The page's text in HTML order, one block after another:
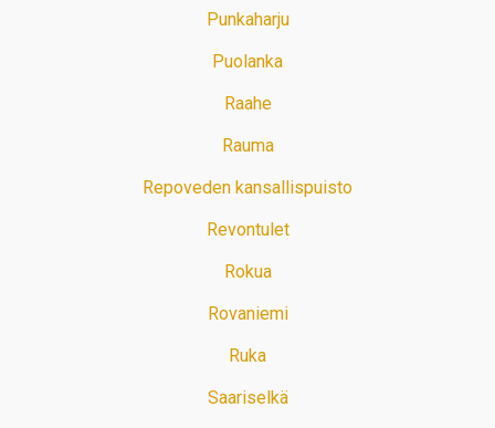
Punkaharju
Puolanka
Raahe
Rauma
Repoveden kansallispuisto
Revontulet
Rokua
Rovaniemi
Ruka
Saariselkä